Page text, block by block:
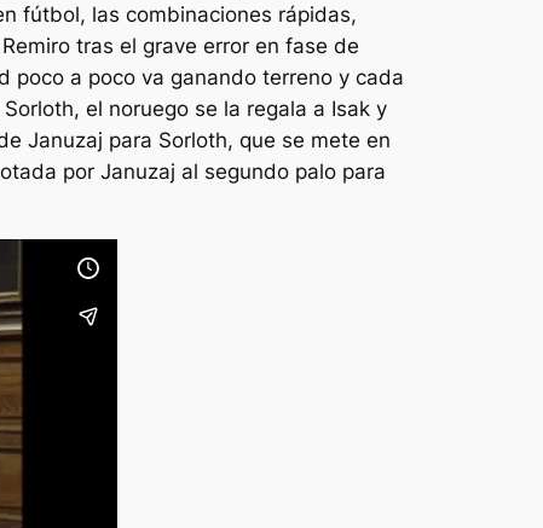
fútbol, las combinaciones rápidas,
tras el grave error en fase de
poco a poco va ganando terreno y cada
el noruego se la regala a Isak y
Januzaj para Sorloth, que se mete en
por Januzaj al segundo palo para